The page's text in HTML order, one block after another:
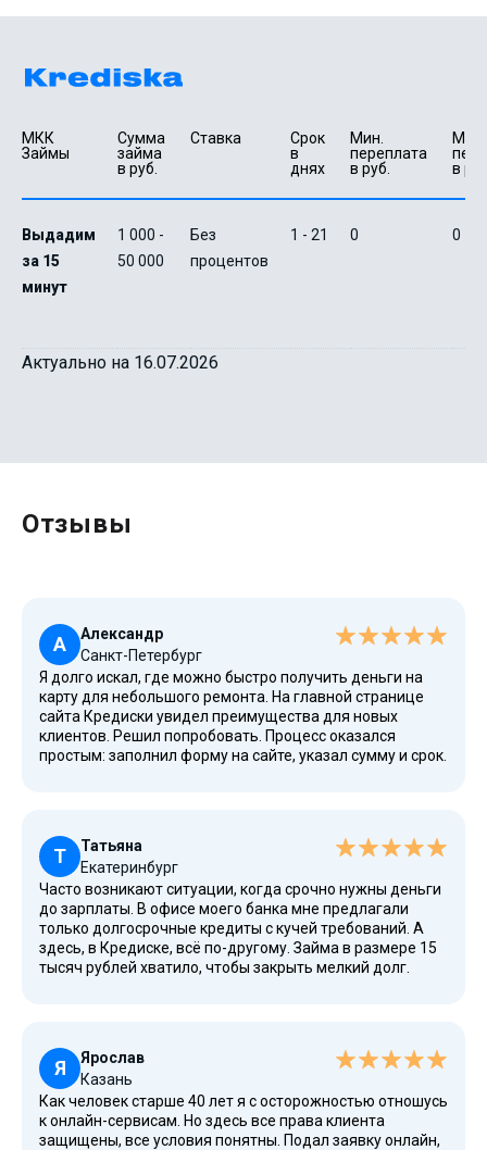
МКК
Займы
Сумма
займа
в руб.
Ставка
Срок
в
днях
Мин.
переплата
в руб.
в
Выдадим
за 15
минут
1 000 -
50 000
Без
процентов
1 - 21 0 0
Актуально на 16.07.2026
Отзывы
А
Александр
Санкт-Петербург
Я долго искал, где можно быстро получить деньги на
карту для небольшого ремонта. На главной странице
сайта Кредиски увидел преимущества для новых
клиентов. Решил попробовать. Процесс оказался
простым: заполнил форму на сайте, указал сумму и срок.
займа была видна в соглашении еще до его
подписания. Рекомендую этот сервис как один из
лучших на рынке.
Т
Татьяна
Екатеринбург
Часто возникают ситуации, когда срочно нужны деньги
до зарплаты. В офисе моего банка мне предлагали
только долгосрочные кредиты с кучей требований. А
здесь, в Кредиске, всё по-другому. Займа в размере 15
тысяч рублей хватило, чтобы закрыть мелкий долг.
простой и надежный вариант.
Я
Ярослав
Казань
Как человек старше 40 лет я с осторожностью отношусь
к онлайн-сервисам. Но здесь все права клиента
защищены, все условия понятны. Подал заявку онлайн,